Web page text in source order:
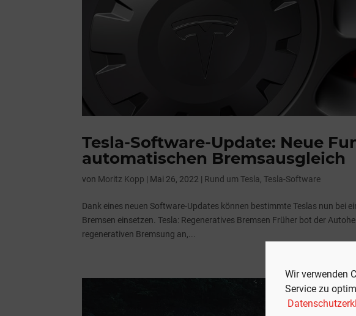
Wir verwenden
Service zu
Tesla-Software-Update: Neue
automatischen Bremsausgleich
von Moritz Kopp | Mai 26, 2022 | Rund um Tesla,Tesla-Software
Dank eines neuen Software-Updates können bestimmte Teslas nun bei
Bremsen einsetzen. Tesla: Regeneratives Bremsen Früher bot der
regenerativen Bremsung an,...